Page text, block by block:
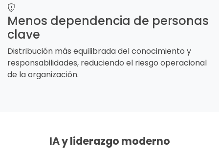
Menos dependencia de personas
clave
Distribución más equilibrada del conocimiento y
responsabilidades, reduciendo el riesgo operacional
de la organización.
IA y liderazgo moderno